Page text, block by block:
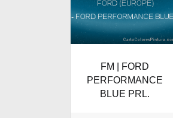
FM | FORD
PERFORMANCE
BLUE PRL.